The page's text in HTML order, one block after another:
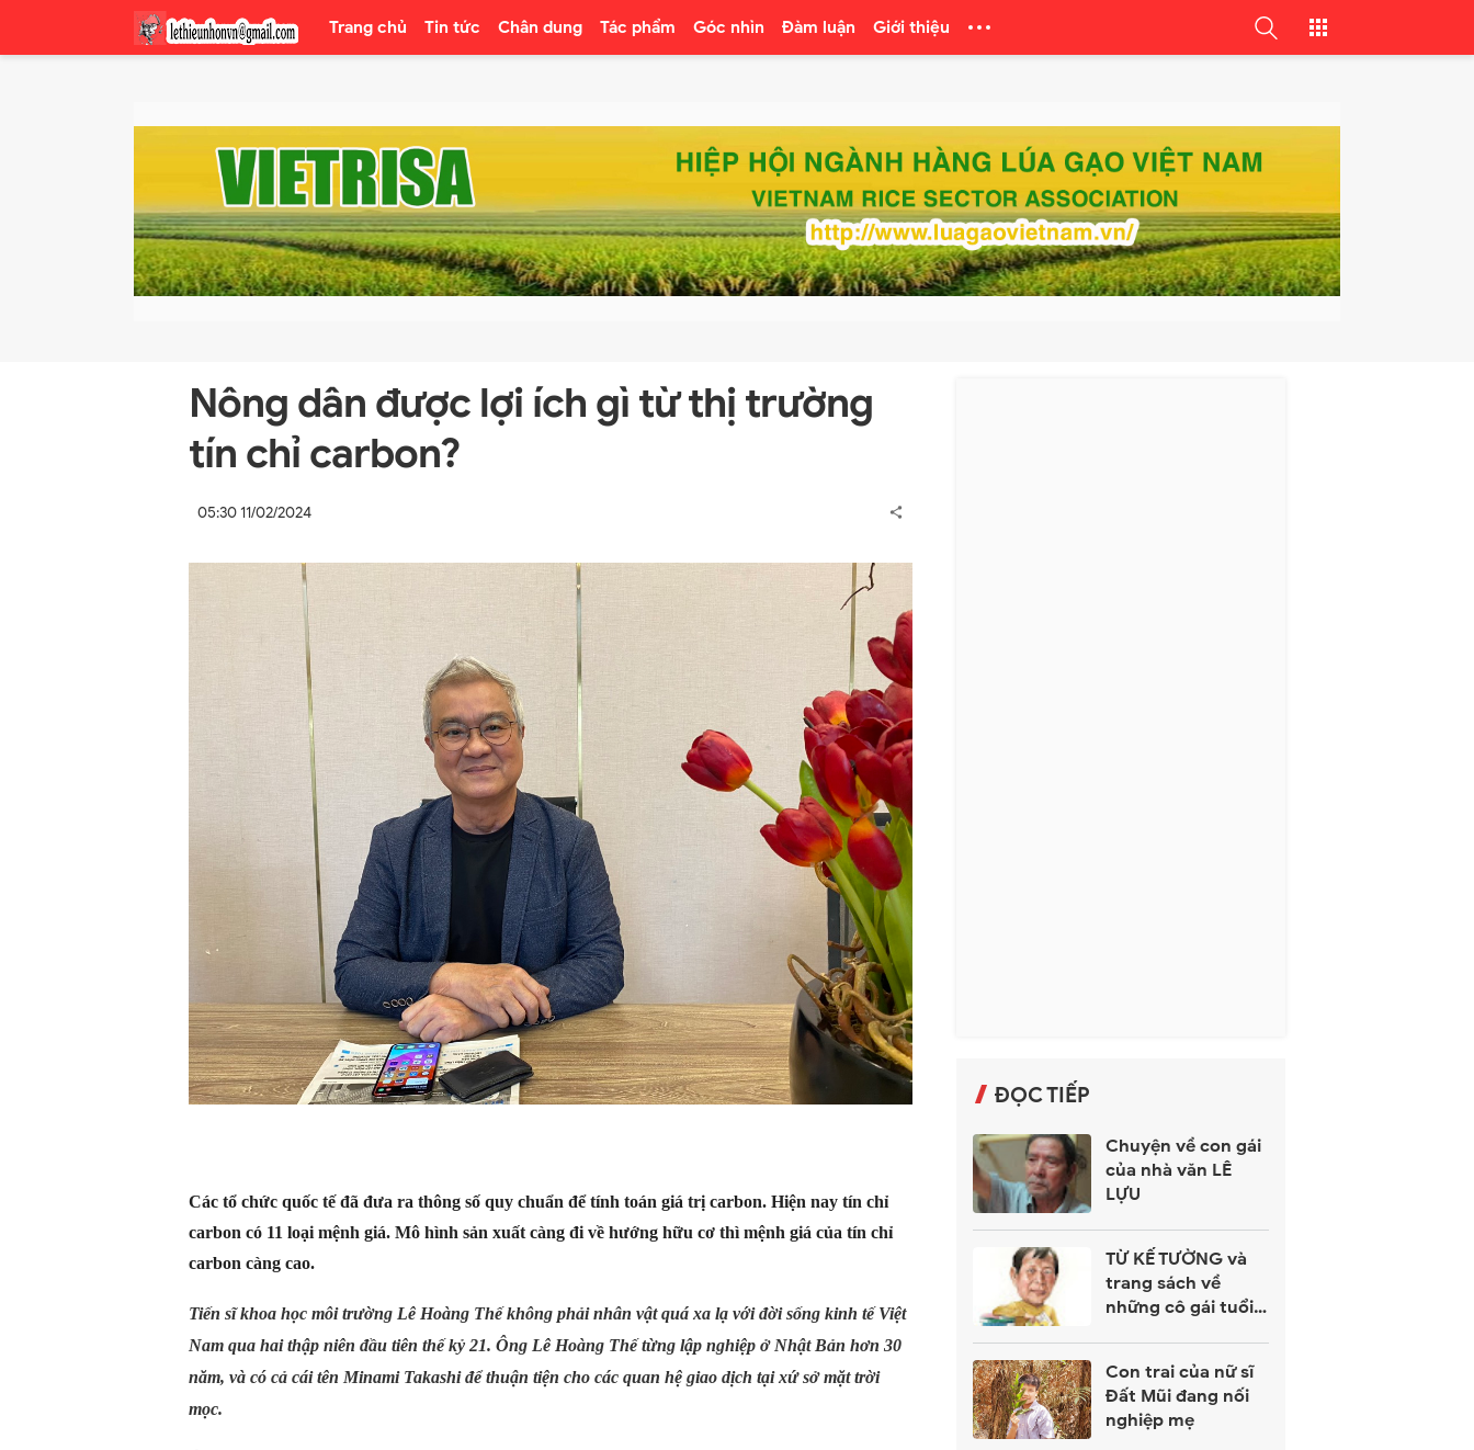
Trang chủ Tin tức Chân dung Tác phẩm Góc nhìn Đàm luận Giới thiệu
Nông dân được lợi ích gì từ thị trường
tín chỉ carbon?
05:30 11/02/2024
Các tổ chức quốc tế đã đưa ra thông số quy chuẩn để tính toán giá trị carbon. Hiện nay tín chỉ
carbon có 11 loại mệnh giá. Mô hình sản xuất càng đi về hướng hữu cơ thì mệnh giá của tín chỉ
carbon càng cao.
Tiến sĩ khoa học môi trường Lê Hoàng Thế không phải nhân vật quá xa lạ với đời sống kinh tế Việt
Nam qua hai thập niên đầu tiên thế kỷ 21. Ông Lê Hoàng Thế từng lập nghiệp ở Nhật Bản hơn 30
năm, và có cả cái tên Minami Takashi để thuận tiện cho các quan hệ giao dịch tại xứ sở mặt trời
mọc.
ĐỌC TIẾP
Chuyện về con gái
của nhà văn LÊ
LỰU
TỪ KẾ TƯỜNG và
trang sách về
những cô gái tuổi
Con trai của nữ sĩ
Đất Mũi đang nối
nghiệp mẹ